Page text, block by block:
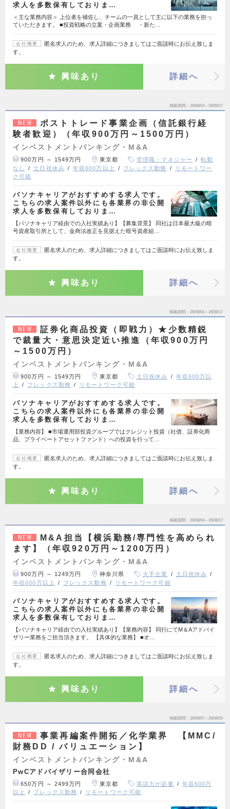
求人を多数保有しておりま…
＜主な業務内容＞ 上位者を補佐し、チームの一員として主に以下の業務を担っ
ていただきます。 ■投資戦略の立案・企画業務 ・新た…
会社概要
匿名求人のため、求人詳細につきましてはご面談時にお伝え致しま
す。
興味あり 詳細へ
掲載期間 26/08/04～26/08/17
NEW
ポストトレード事業企画（信託銀行経
験者歓迎）（年収900万円～1500万円）
インベストメントバンキング・M&A
900万円 ～ 1549万円 東京都 管理職・マネジャー
転勤
なし
土日祝休み 年収600万以上 フレックス勤務
リモートワー
ク可能
パソナキャリアがおすすめする求人です。
こちらの求人案件以外にも各業界の非公開
求人を多数保有しておりま…
【パソナキャリア経由での入社実績あり】【募集背景】 同社は日本最大級の暗
号資産取引所として、金商法改正を見据えた暗号資産組…
会社概要
匿名求人のため、求人詳細につきましてはご面談時にお伝え致しま
す。
興味あり 詳細へ
掲載期間 26/08/04～26/08/17
NEW
証券化商品投資（即戦力）★少数精鋭
で裁量大・意思決定近い推進（年収900万円
～1500万円）
インベストメントバンキング・M&A
900万円 ～ 1549万円 東京都 土日祝休み
年収600万以
上
フレックス勤務 リモートワーク可能
パソナキャリアがおすすめする求人です。
こちらの求人案件以外にも各業界の非公開
求人を多数保有しておりま…
【業務内容】 ■市場運用部投資グループではクレジット投資（社債、証券化商
品、プライベートアセットファンド）への投資を行って…
会社概要
匿名求人のため、求人詳細につきましてはご面談時にお伝え致しま
す。
興味あり 詳細へ
掲載期間 26/08/04～26/08/17
NEW
M&A担当【横浜勤務/専門性を高められ
ます】（年収920万円～1200万円）
インベストメントバンキング・M&A
900万円 ～ 1249万円 神奈川県 大手企業
土日祝休み
年収600万以上
フレックス勤務 リモートワーク可能
パソナキャリアがおすすめする求人です。
こちらの求人案件以外にも各業界の非公開
求人を多数保有しておりま…
【パソナキャリア経由での入社実績あり】【業務内容】 同行にてM＆Aアドバイ
ザリー業務をご担当頂きます。 【具体的な業務】 ■オ…
会社概要
匿名求人のため、求人詳細につきましてはご面談時にお伝え致しま
す。
興味あり 詳細へ
掲載期間 26/08/07～26/08/20
NEW
事業再編案件開拓／化学業界 【MMC/
財務DD / バリュエーション】
インベストメントバンキング・M&A
PwCアドバイザリー合同会社
650万円 ～ 2499万円 東京都 英語力が必要
年収600万
以上
フレックス勤務 リモートワーク可能